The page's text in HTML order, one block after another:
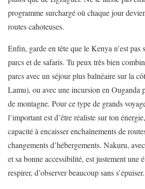
programme surchargé où chaque jour
routes cahoteuses.
Enfin, garde en tête que le Kenya n’est pas
parcs et de safaris. Tu peux très bien
parcs avec un séjour plus balnéaire sur la
Lamu), ou avec une incursion en Ouganda
de montagne. Pour ce type de grands
l’important est d’être réaliste sur ton
capacité à encaisser enchaînements de
changements d’hébergements. Nakuru,
et sa bonne accessibilité, est justement une
respirer, d’observer beaucoup sans s’épuiser.